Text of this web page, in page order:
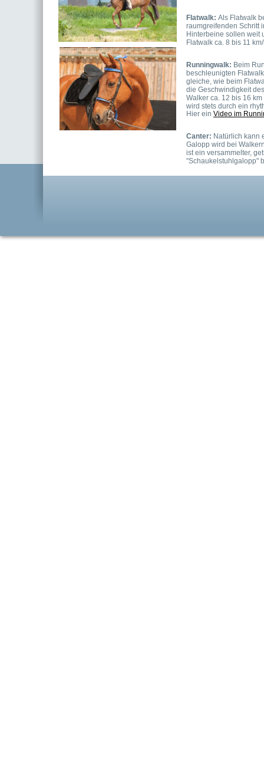
Flatwalk: Als Flatwalk
raumgreifenden Schritt
Hinterbeine sollen weit
Flatwalk ca. 8 bis 11
Runningwalk: Beim
beschleunigten
gleiche, wie beim
die Geschwindigkeit
Walker ca. 12 bis 16
wird stets durch ein
Hier ein Video im
Canter: Natürlich kann
Galopp wird bei
ist ein versammelter,
"Schaukelstuhlgalopp"